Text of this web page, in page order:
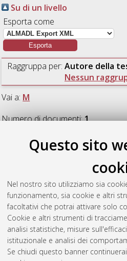
Questo sito
Nel nostro sito utilizziamo sia
funzionamento, sia cookie e altri
facoltativi che potrai attivare solo
Cookie e altri strumenti di
analisi statistiche, misure
istituzionale e analisi dei
Se chiudi questo banner
Su di un livello
Esporta come
Raggruppa per: Autore della
Nessun
Vai a: M
Numero di documenti:1.
meccanica di un sistema di presa
manutenzione in orbita.[Laurea
Bologna, Corso di Studio in
DM270] , Documento full-text non
Questa lista e' stata generata il